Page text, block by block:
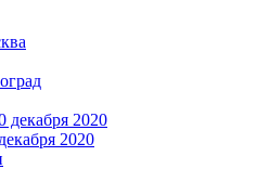
2020
2020